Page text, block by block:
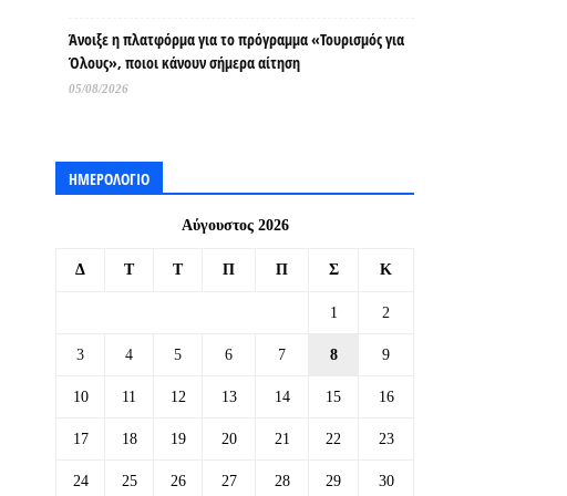
Άνοιξε η πλατφόρμα για το πρόγραμμα «Τουρισμός για
Όλους», ποιοι κάνουν σήμερα αίτηση
05/08/2026
ΗΜΕΡΟΛΟΓΙΟ
Αύγουστος 2026
Δ Τ Τ Π Π Σ Κ
1 2
3 4 5 6 7 8 9
10 11 12 13 14 15 16
17 18 19 20 21 22 23
24 25 26 27 28 29 30